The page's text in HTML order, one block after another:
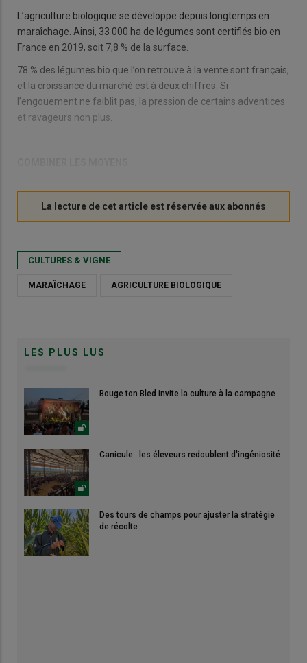
L’agriculture biologique se développe depuis longtemps en
maraîchage. Ainsi, 33 000 ha de légumes sont certifiés bio en
France en 2019, soit 7,8 % de la surface.
78 % des légumes bio que l’on retrouve à la vente sont français,
et la croissance du marché est à deux chiffres. Si
l’engouement ne faiblit pas, la pression de certains adventices
et ravageurs non plus.
CULTURES & VIGNE
MARAÎCHAGE AGRICULTURE BIOLOGIQUE
LES PLUS LUS
Bouge ton Bled invite la culture à la campagne
Canicule : les éleveurs redoublent d'ingéniosité
Des tours de champs pour ajuster la stratégie
de récolte